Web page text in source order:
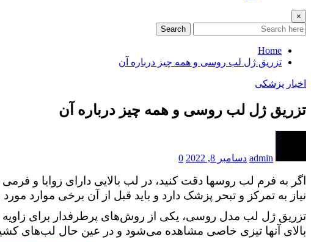
×
Search
Home
تزریق ژل لب روسی و همه چیز درباره آن
اخبار پزشکی
تزریق ژل لب روسی و همه چیز درباره آن
admin دسامبر 8, 2022 0
اگر به فرم لب روسها دقت کنید، در لب بالایی دارای زوایا
نیاز به تمرکز و تبحر پزشک دارد و باید قبل از آن برخی موارد
تزریق ژل لب مدل روسی، یکی از روش‌های پرطرفدار برای
بالای آنها تیزی خاصی مشاهده می‌شود و در عین حال لب‌های